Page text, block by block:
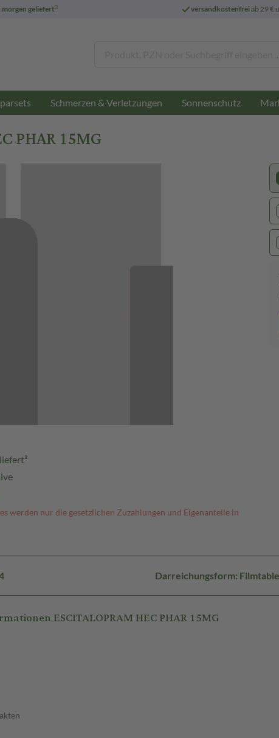
morgen geliefert3 versandkostenfreiab 29 €
Schmerzen & Verletzungen Sonnenschutz
PHAR 15MG
werden nur die gesetzlichen Zuzahlungen und Eigenanteile in
Darreichungsform:
ESCITALOPRAM HEC PHAR 15MG